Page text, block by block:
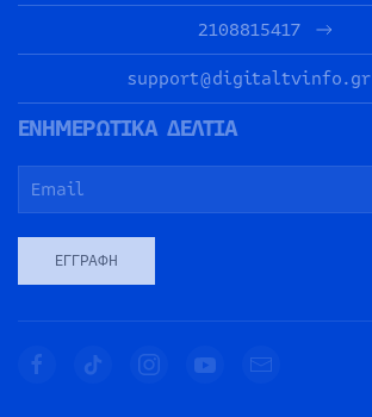
2108815417
support@digitaltvinfo.gr
ΕΝΗΜΕΡΩΤΙΚΑ ΔΕΛΤΙΑ
ΕΓΓΡΑΦΉ